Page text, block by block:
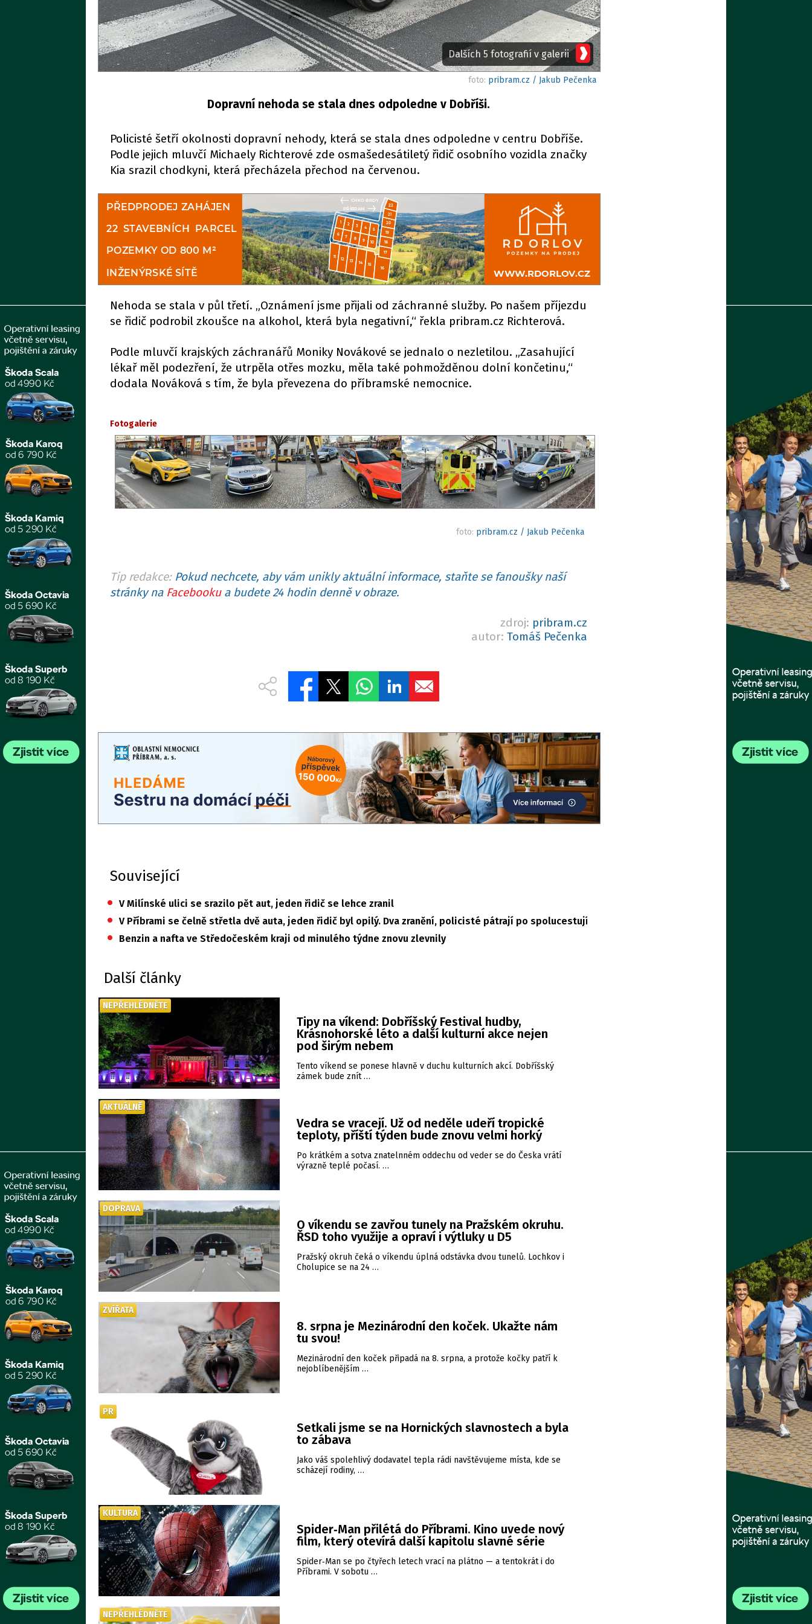
Dalších 5 fotografií v galerii
foto: pribram.cz / Jakub Pečenka
Dopravní nehoda se stala dnes odpoledne v Dobříši.
Policisté šetří okolnosti dopravní nehody, která se stala dnes odpoledne v centru Dobříše.
Podle jejich mluvčí Michaely Richterové zde osmašedesátiletý řidič osobního vozidla značky
Kia srazil chodkyni, která přecházela přechod na červenou.
Nehoda se stala v půl třetí. „Oznámení jsme přijali od záchranné služby. Po našem příjezdu
se řidič podrobil zkoušce na alkohol, která byla negativní,“ řekla pribram.cz Richterová.
Podle mluvčí krajských záchranářů Moniky Novákové se jednalo o nezletilou. „Zasahující
lékař měl podezření, že utrpěla otřes mozku, měla také pohmožděnou dolní končetinu,“
dodala Nováková s tím, že byla převezena do příbramské nemocnice.
Fotogalerie
foto: pribram.cz / Jakub Pečenka
Tip redakce: Pokud nechcete, aby vám unikly aktuální informace, staňte se fanoušky naší
stránky na Facebookua budete 24 hodin denně v obraze.
zdroj: pribram.cz
autor: Tomáš Pečenka
Související
• V Milínské ulici se srazilo pět aut, jeden řidič se lehce zranil
• V Příbrami se čelně střetla dvě auta, jeden řidič byl opilý. Dva zranění, policisté pátrají po spolucestujících
• Benzin a nafta ve Středočeském kraji od minulého týdne znovu zlevnily
Další články
Tipy na víkend: Dobříšský Festival hudby,
Krásnohorské léto a další kulturní akce nejen
pod širým nebem
Tento víkend se ponese hlavně v duchu kulturních akcí. Dobříšský
zámek bude znít …
NEPŘEHLÉDNĚTE
Vedra se vracejí. Už od neděle udeří tropické
teploty, příští týden bude znovu velmi horký
Po krátkém a sotva znatelnném oddechu od veder se do Česka vrátí
výrazně teplé počasí. …
AKTUÁLNĚ
O víkendu se zavřou tunely na Pražském okruhu.
ŘSD toho využije a opraví i výtluky u D5
Pražský okruh čeká o víkendu úplná odstávka dvou tunelů. Lochkov i
Cholupice se na 24 …
DOPRAVA
8. srpna je Mezinárodní den koček. Ukažte nám
tu svou!
Mezinárodní den koček připadá na 8. srpna, a protože kočky patří k
nejoblíbenějším …
ZVÍŘATA
Setkali jsme se na Hornických slavnostech a byla
to zábava
Jako váš spolehlivý dodavatel tepla rádi navštěvujeme místa, kde se
scházejí rodiny, …
PR
Spider‑Man přilétá do Příbrami. Kino uvede nový
film, který otevírá další kapitolu slavné série
Spider‑Man se po čtyřech letech vrací na plátno — a tentokrát i do
Příbrami. V sobotu …
KULTURA
NEPŘEHLÉDNĚTE